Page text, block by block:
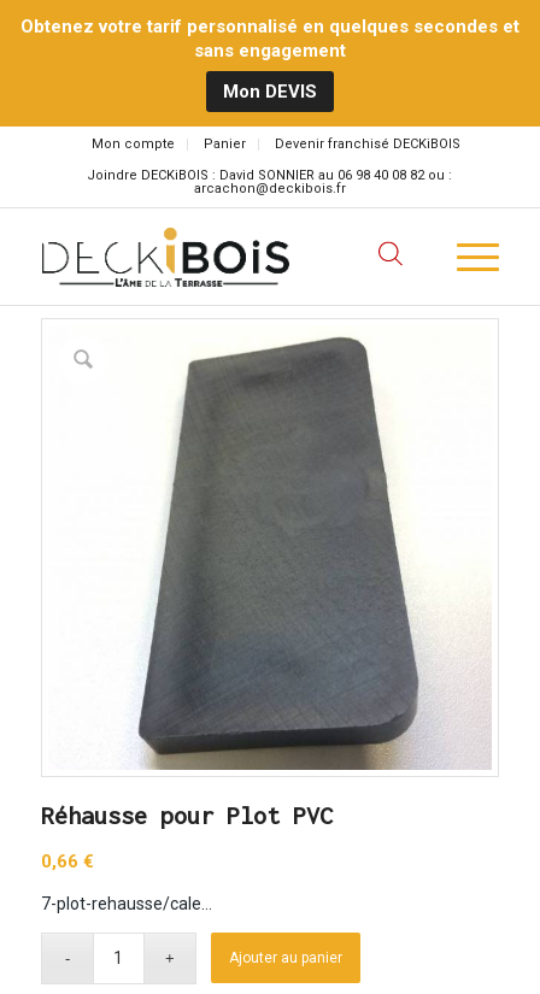
Obtenez votre tarif personnalisé en quelques secondes et
sans engagement
Mon DEVIS
Mon compte Panier
Devenir franchisé DECKiBOIS
Joindre DECKiBOIS : David SONNIER au 06 98 40 08 82 ou :
arcachon@deckibois.fr
Réhausse pour Plot PVC
0,66 €
7-plot-rehausse/cale…
Ajouter au panier